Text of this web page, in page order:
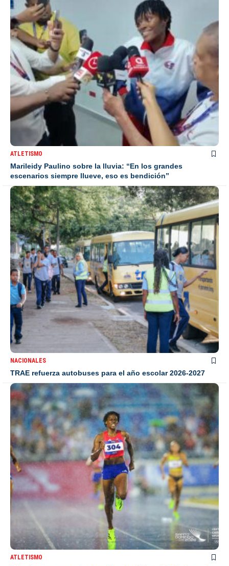
ATLETISMO
Marileidy Paulino sobre la lluvia: “En los grandes
escenarios siempre llueve, eso es bendición”
NACIONALES
TRAE refuerza autobuses para el año escolar 2026-2027
ATLETISMO